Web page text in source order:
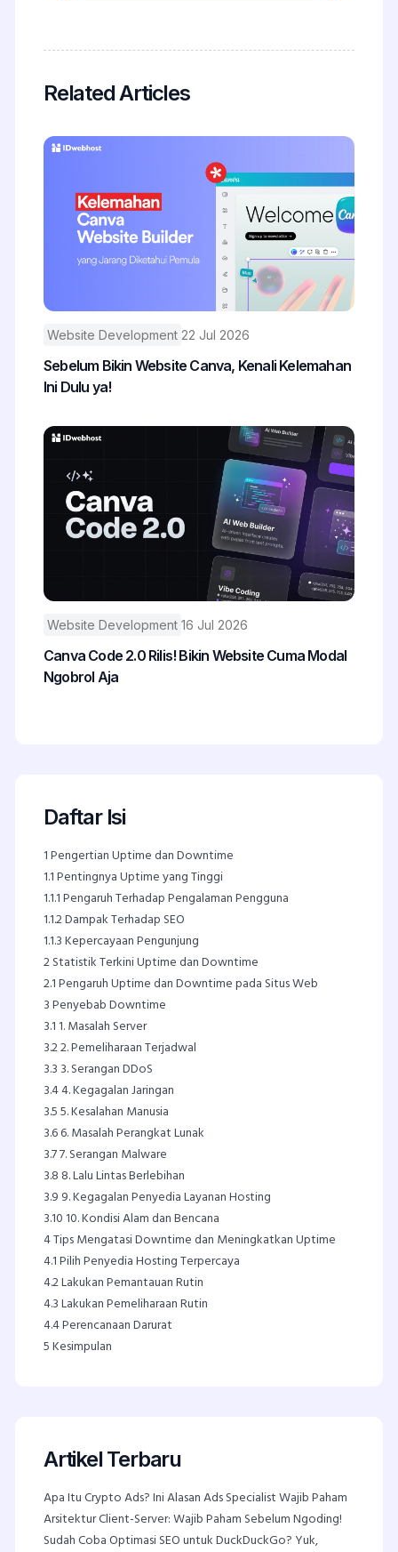
Related Articles
Website Development 22 Jul 2026
Sebelum Bikin Website Canva, Kenali Kelemahan
Ini Dulu ya!
Website Development 16 Jul 2026
Canva Code 2.0 Rilis! Bikin Website Cuma Modal
Ngobrol Aja
Daftar Isi
1Pengertian Uptime dan Downtime
1.1Pentingnya Uptime yang Tinggi
1.1.1Pengaruh Terhadap Pengalaman Pengguna
1.1.2Dampak Terhadap SEO
1.1.3Kepercayaan Pengunjung
2Statistik Terkini Uptime dan Downtime
2.1Pengaruh Uptime dan Downtime pada Situs Web
3Penyebab Downtime
3.11. Masalah Server
3.22. Pemeliharaan Terjadwal
3.3 3. Serangan DDoS
3.44. Kegagalan Jaringan
3.55. Kesalahan Manusia
3.66. Masalah Perangkat Lunak
3.77. Serangan Malware
3.8 8. Lalu Lintas Berlebihan
3.9 9. Kegagalan Penyedia Layanan Hosting
3.1010. Kondisi Alam dan Bencana
4Tips Mengatasi Downtime dan Meningkatkan Uptime
4.1Pilih Penyedia Hosting Terpercaya
4.2Lakukan Pemantauan Rutin
4.3Lakukan Pemeliharaan Rutin
4.4Perencanaan Darurat
5Kesimpulan
Artikel Terbaru
Apa Itu Crypto Ads? Ini Alasan Ads Specialist Wajib Paham
Arsitektur Client-Server: Wajib Paham Sebelum Ngoding!
Sudah Coba Optimasi SEO untuk DuckDuckGo? Yuk,